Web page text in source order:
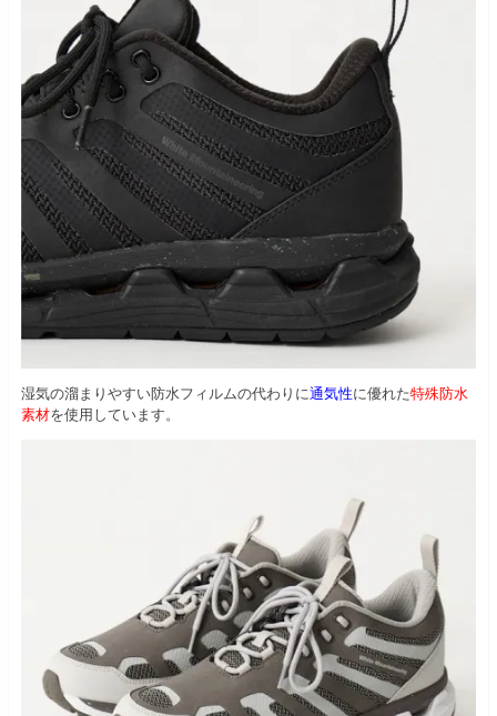
湿気の溜まりやすい防水フィルムの代わりに通気性に優れた特殊防水
素材を使用しています。